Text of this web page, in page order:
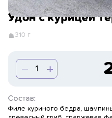
Удон с курицей
310 г
Состав:
Филе куриного бедра,